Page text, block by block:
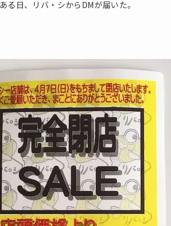
日、リバ・シからDMが届いた。